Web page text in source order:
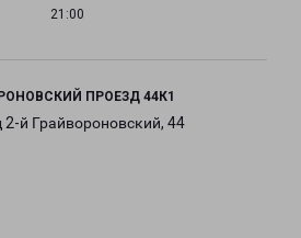
21:00
ПРОЕЗД 44К1
2-й Грайвороновский, 44